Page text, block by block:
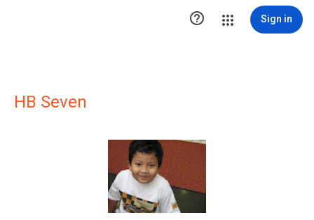
 Sign in
HB Seven